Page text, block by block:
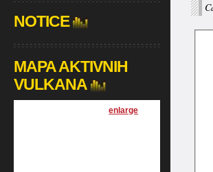
NOTICE
MAPA AKTIVNIH
VULKANA
[enlarge